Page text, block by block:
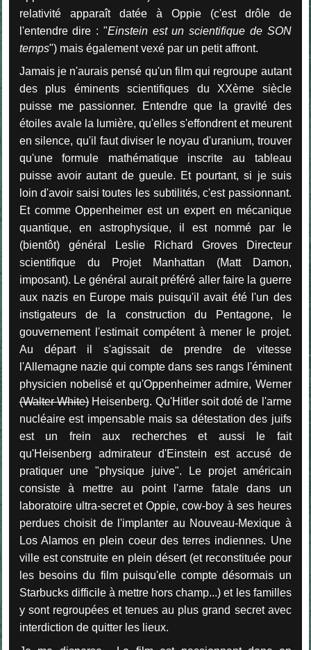
relativité apparaît datée à Oppie (c'est drôle de
l'entendre dire : "Einstein est un scientifique de SON
temps") mais également vexé par un petit affront.
Jamais je n'aurais pensé qu'un film qui regroupe autant
des plus éminents scientifiques du XXème siècle
puisse me passionner. Entendre que la gravité des
étoiles avale la lumière, qu'elles s'effondrent et meurent
en silence, qu'il faut diviser le noyau d'uranium, trouver
qu'une formule mathématique inscrite au tableau
puisse avoir autant de gueule. Et pourtant, si je suis
loin d'avoir saisi toutes les subtilités, c'est passionnant.
Et comme Oppenheimer est un expert en mécanique
quantique, en astrophysique, il est nommé par le
(bientôt) général Leslie Richard Groves Directeur
scientifique du Projet Manhattan (Matt Damon,
imposant). Le général aurait préféré aller faire la guerre
aux nazis en Europe mais puisqu'il avait été l'un des
instigateurs de la construction du Pentagone, le
gouvernement l'estimait compétent à mener le projet.
Au départ il s'agissait de prendre de vitesse
l'Allemagne nazie qui compte dans ses rangs l'éminent
physicien nobelisé et qu'Oppenheimer admire, Werner
(Walter White)Heisenberg. Qu'Hitler soit doté de l'arme
nucléaire est impensable mais sa détestation des juifs
est un frein aux recherches et aussi le fait
qu'Heisenberg admirateur d'Einstein est accusé de
pratiquer une "physique juive". Le projet américain
consiste à mettre au point l'arme fatale dans un
laboratoire ultra-secret et Oppie, cow-boy à ses heures
perdues choisit de l'implanter au Nouveau-Mexique à
Los Alamos en plein coeur des terres indiennes. Une
ville est construite en plein désert (et reconstituée pour
les besoins du film puisqu'elle compte désormais un
Starbucks difficile à mettre hors champ...) et les familles
y sont regroupées et tenues au plus grand secret avec
interdiction de quitter les lieux.